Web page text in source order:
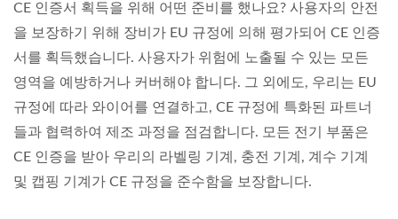
CE 인증서 획득을 위해 어떤 준비를 했나요? 사용자의 안전
을 보장하기 위해 장비가 EU 규정에 의해 평가되어 CE 인증
서를 획득했습니다. 사용자가 위험에 노출될 수 있는 모든
영역을 예방하거나 커버해야 합니다. 그 외에도, 우리는 EU
규정에 따라 와이어를 연결하고, CE 규정에 특화된 파트너
들과 협력하여 제조 과정을 점검합니다. 모든 전기 부품은
CE 인증을 받아 우리의 라벨링 기계, 충전 기계, 계수 기계
및 캡핑 기계가 CE 규정을 준수함을 보장합니다.